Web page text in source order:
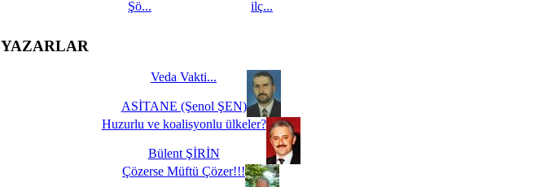
Şö...
ilç...
YAZARLAR
Veda Vakti...
ASİTANE (Şenol ŞEN)
Huzurlu ve koalisyonlu ülkeler?
Bülent ŞİRİN
Çözerse Müftü Çözer!!!